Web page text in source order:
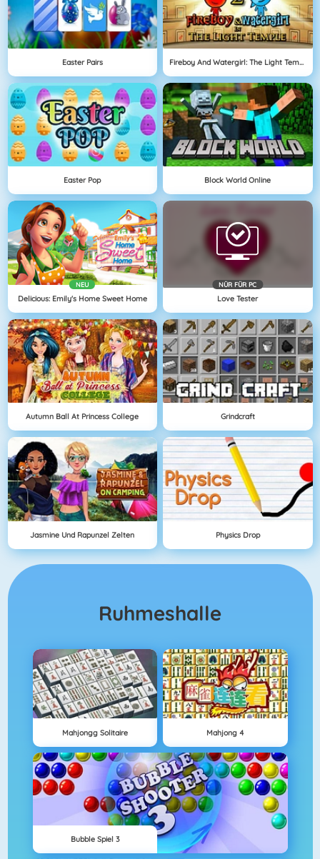
Easter Pairs Fireboy And Watergirl: The Light Temple
Easter Pop Block World Online
NEU
Delicious: Emily's Home Sweet Home
NÜR FÜR PC
Love Tester
Autumn Ball At Princess College Grindcraft
Jasmine Und Rapunzel Zelten Physics Drop
Ruhmeshalle
Mahjongg Solitaire Mahjong 4
Bubble Spiel 3